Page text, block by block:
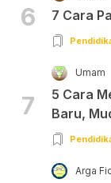
6 7 Cara
7
Umam
5 Cara
Baru,
Arga